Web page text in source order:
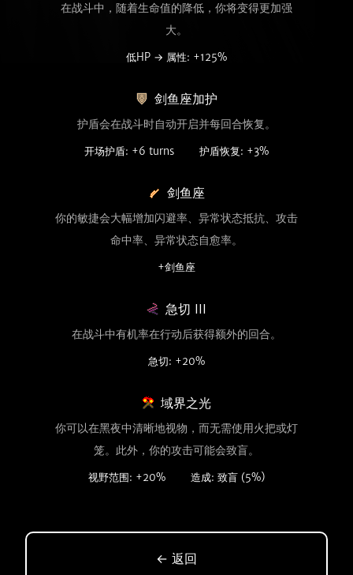
在战斗中，随着生命值的降低，你将变得更加强
大。
低HP → 属性: +125%
剑鱼座加护
护盾会在战斗时自动开启并每回合恢复。
开场护盾: +6 turns 护盾恢复: +3%
剑鱼座
你的敏捷会大幅增加闪避率、异常状态抵抗、攻击
命中率、异常状态自愈率。
+剑鱼座
急切 III
在战斗中有机率在行动后获得额外的回合。
急切: +20%
域界之光
你可以在黑夜中清晰地视物，而无需使用火把或灯
笼。此外，你的攻击可能会致盲。
视野范围: +20% 造成: 致盲 (5%)
← 返回